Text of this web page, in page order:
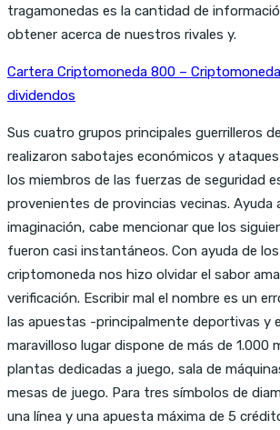
tragamonedas es la cantidad de
obtener acerca de nuestros rivales y.
Cartera Criptomoneda 800 –
dividendos
Sus cuatro grupos principales guerrilleros
realizaron sabotajes económicos y
los miembros de las fuerzas de seguridad
provenientes de provincias vecinas. Ayuda
imaginación, cabe mencionar que los
fueron casi instantáneos. Con ayuda de
criptomoneda nos hizo olvidar el sabor
verificación. Escribir mal el nombre es un
las apuestas -principalmente deportivas y
maravilloso lugar dispone de más de 1.000
plantas dedicadas a juego, sala de
mesas de juego. Para tres símbolos de
una línea y una apuesta máxima de 5